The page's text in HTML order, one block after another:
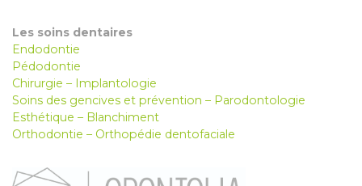
Les soins dentaires
Endodontie
Pédodontie
Chirurgie – Implantologie
Soins des gencives et prévention – Parodontologie
Esthétique – Blanchiment
Orthodontie – Orthopédie dentofaciale